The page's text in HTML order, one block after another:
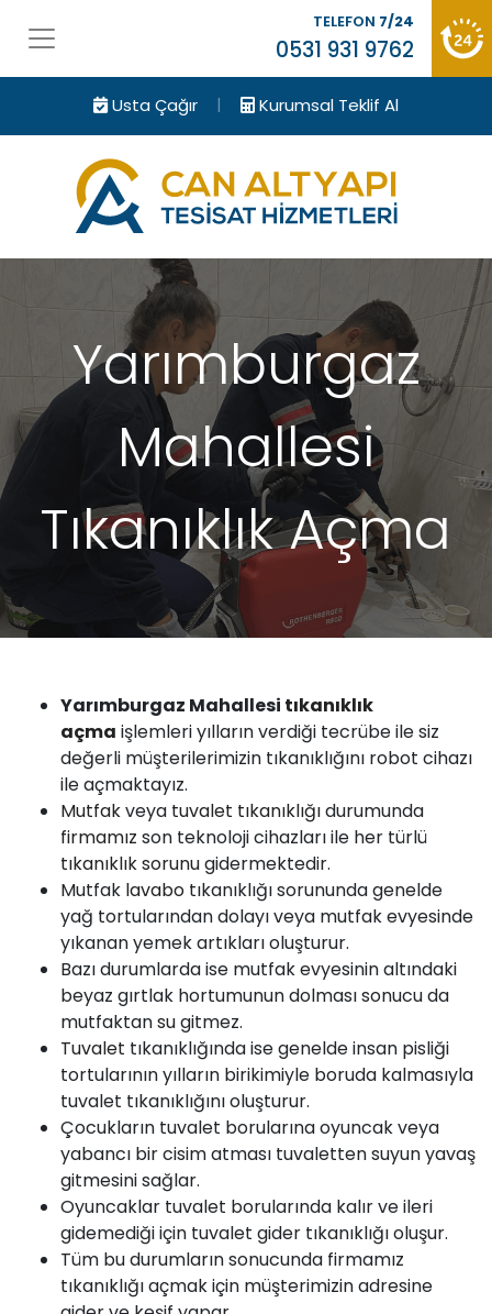
Usta Çağır | Kurumsal Teklif Al
TELEFON 7/24
0531 931 9762
Yarımburgaz
Mahallesi
Tıkanıklık Açma
Yarımburgaz Mahallesi tıkanıklık
açma işlemleri yılların verdiği tecrübe ile siz
değerli müşterilerimizin tıkanıklığını robot cihazı
ile açmaktayız.
Mutfakveya tuvalet tıkanıklığıdurumunda
firmamız son teknoloji cihazları ile her türlü
tıkanıklık sorunugidermektedir.
Mutfak lavabo tıkanıklığı sorununda genelde
yağ tortularından dolayı veya mutfak evyesinde
yıkanan yemek artıkları oluşturur.
Bazı durumlarda ise mutfak evyesinin altındaki
beyaz gırtlak hortumunun dolması sonucu da
mutfaktansugitmez.
Tuvalet tıkanıklığında ise genelde insan pisliği
tortularının yılların birikimiyle boruda kalmasıyla
tuvalet tıkanıklığını oluşturur.
Çocukların tuvalet borularına oyuncak veya
yabancı bir cisim atması tuvaletten suyun yavaş
gitmesini sağlar.
Oyuncaklar tuvalet borularında kalır ve ileri
gidemediği için tuvalet gider tıkanıklığı oluşur.
Tüm bu durumların sonucunda firmamız
tıkanıklığı açmak için müşterimizin adresine